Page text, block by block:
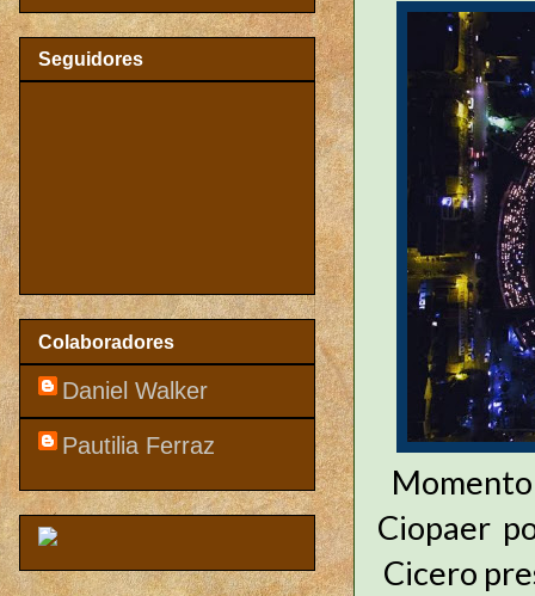
Ciopaer
Cicero
Seguidores
Colaboradores
Daniel Walker
Pautilia Ferraz